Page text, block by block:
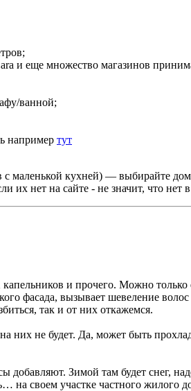
и еще множество магазинов
ванной;
например тут
маленькой кухней) — выбирайте
их нет на сайте - не значит, что нет
и прочего. Можно только
фасада, вызывает шевеление
так и от них откажемся.
них не будет. Да, может быть
Зимой там будет снег,
на своем участке частного жилого